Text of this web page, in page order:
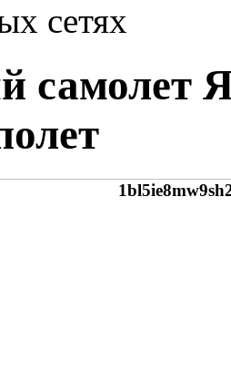
сетях
самолет